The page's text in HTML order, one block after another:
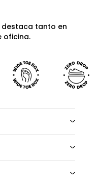
destaca tanto en
oficina.